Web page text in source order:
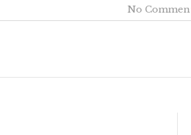
No